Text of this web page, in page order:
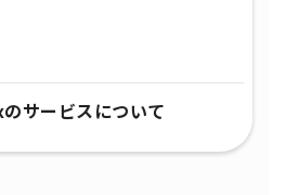
サービスについて